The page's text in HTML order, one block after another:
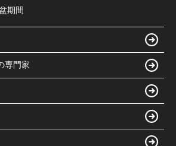
期間
専門家